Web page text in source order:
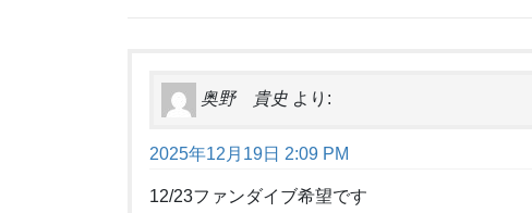
奥野 貴史 より:
2025年12月19日 2:09 PM
12/23ファンダイブ希望です